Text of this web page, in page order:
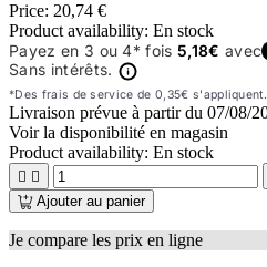
Price: 20,74 €
Product availability: En stock
Livraison prévue à partir du 07/08/
Voir la disponibilité en magasin
Product availability: En stock
 
Ajouter au panier
Je compare les prix en ligne